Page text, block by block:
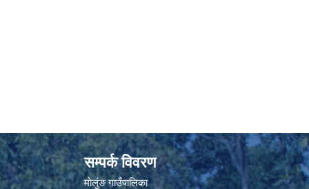
सम्पर्क विवरण
मोलुंङ गाउँपालिका